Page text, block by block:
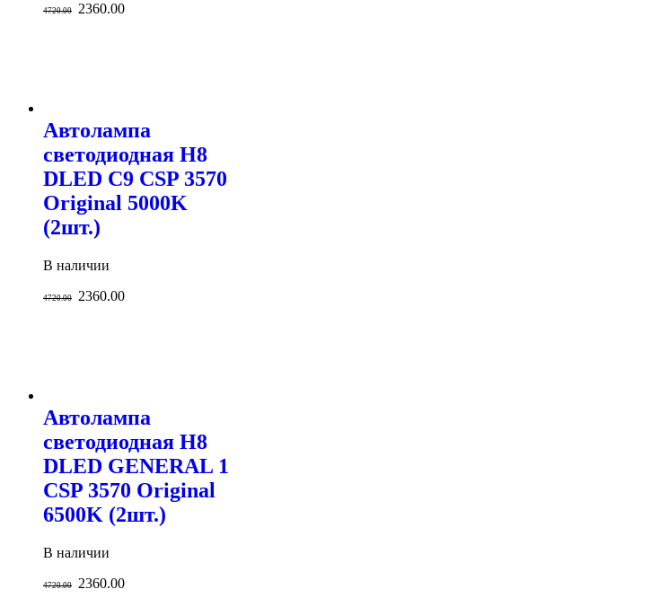
4720.00 2360.00
Автолампа
светодиодная H8
DLED C9 CSP 3570
Original 5000K
(2шт.)
В наличии
4720.00 2360.00
Автолампа
светодиодная H8
DLED GENERAL 1
CSP 3570 Original
6500K (2шт.)
В наличии
4720.00 2360.00